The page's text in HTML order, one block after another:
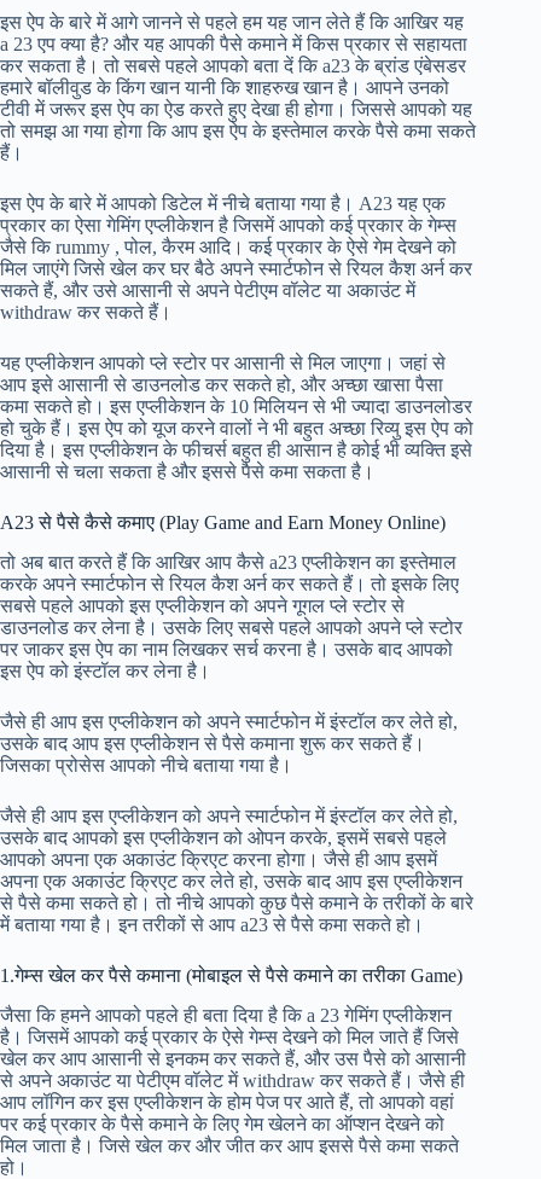
इस ऐप के बारे में आगे जानने से पहले हम यह जान लेते हैं कि आखिर यह
a 23 एप क्या है? और यह आपकी पैसे कमाने में किस प्रकार से सहायता
कर सकता है। तो सबसे पहले आपको बता दें कि a23 के ब्रांड एंबेसडर
हमारे बॉलीवुड के किंग खान यानी कि शाहरुख खान है। आपने उनको
टीवी में जरूर इस ऐप का ऐड करते हुए देखा ही होगा। जिससे आपको यह
तो समझ आ गया होगा कि आप इस ऐप के इस्तेमाल करके पैसे कमा सकते
हैं।
इस ऐप के बारे में आपको डिटेल में नीचे बताया गया है। A23 यह एक
प्रकार का ऐसा गेमिंग एप्लीकेशन है जिसमें आपको कई प्रकार के गेम्स
जैसे कि rummy , पोल, कैरम आदि। कई प्रकार के ऐसे गेम देखने को
मिल जाएंगे जिसे खेल कर घर बैठे अपने स्मार्टफोन से रियल कैश अर्न कर
सकते हैं, और उसे आसानी से अपने पेटीएम वॉलेट या अकाउंट में
withdraw कर सकते हैं।
यह एप्लीकेशन आपको प्ले स्टोर पर आसानी से मिल जाएगा। जहां से
आप इसे आसानी से डाउनलोड कर सकते हो, और अच्छा खासा पैसा
कमा सकते हो। इस एप्लीकेशन के 10 मिलियन से भी ज्यादा डाउनलोडर
हो चुके हैं। इस ऐप को यूज करने वालों ने भी बहुत अच्छा रिव्यु इस ऐप को
दिया है। इस एप्लीकेशन के फीचर्स बहुत ही आसान है कोई भी व्यक्ति इसे
आसानी से चला सकता है और इससे पैसे कमा सकता है।
A23 से पैसे कैसे कमाए (Play Game and Earn Money Online)
तो अब बात करते हैं कि आखिर आप कैसे a23 एप्लीकेशन का इस्तेमाल
करके अपने स्मार्टफोन से रियल कैश अर्न कर सकते हैं। तो इसके लिए
सबसे पहले आपको इस एप्लीकेशन को अपने गूगल प्ले स्टोर से
डाउनलोड कर लेना है। उसके लिए सबसे पहले आपको अपने प्ले स्टोर
पर जाकर इस ऐप का नाम लिखकर सर्च करना है। उसके बाद आपको
इस ऐप को इंस्टॉल कर लेना है।
जैसे ही आप इस एप्लीकेशन को अपने स्मार्टफोन में इंस्टॉल कर लेते हो,
उसके बाद आप इस एप्लीकेशन से पैसे कमाना शुरू कर सकते हैं।
जिसका प्रोसेस आपको नीचे बताया गया है।
जैसे ही आप इस एप्लीकेशन को अपने स्मार्टफोन में इंस्टॉल कर लेते हो,
उसके बाद आपको इस एप्लीकेशन को ओपन करके, इसमें सबसे पहले
आपको अपना एक अकाउंट क्रिएट करना होगा। जैसे ही आप इसमें
अपना एक अकाउंट क्रिएट कर लेते हो, उसके बाद आप इस एप्लीकेशन
से पैसे कमा सकते हो। तो नीचे आपको कुछ पैसे कमाने के तरीकों के बारे
में बताया गया है। इन तरीकों से आप a23 से पैसे कमा सकते हो।
1.गेम्स खेल कर पैसे कमाना (मोबाइल से पैसे कमाने का तरीका Game)
जैसा कि हमने आपको पहले ही बता दिया है कि a 23 गेमिंग एप्लीकेशन
है। जिसमें आपको कई प्रकार के ऐसे गेम्स देखने को मिल जाते हैं जिसे
खेल कर आप आसानी से इनकम कर सकते हैं, और उस पैसे को आसानी
से अपने अकाउंट या पेटीएम वॉलेट में withdraw कर सकते हैं। जैसे ही
आप लॉगिन कर इस एप्लीकेशन के होम पेज पर आते हैं, तो आपको वहां
पर कई प्रकार के पैसे कमाने के लिए गेम खेलने का ऑप्शन देखने को
मिल जाता है। जिसे खेल कर और जीत कर आप इससे पैसे कमा सकते
हो।